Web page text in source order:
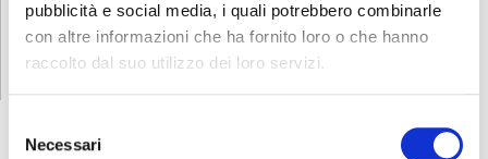
pubblicità e social media, i quali potrebbero combinarle
con altre informazioni che ha fornito loro o che hanno
raccolto dal suo utilizzo dei loro servizi.
delNecessari
ISCRIZIONE